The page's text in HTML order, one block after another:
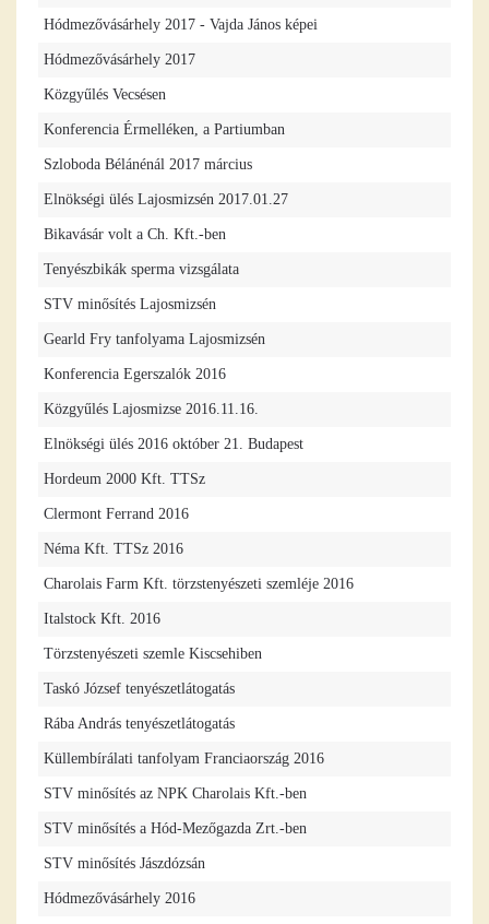
Hódmezővásárhely 2017 - Vajda János képei
Hódmezővásárhely 2017
Közgyűlés Vecsésen
Konferencia Érmelléken, a Partiumban
Szloboda Bélánénál 2017 március
Elnökségi ülés Lajosmizsén 2017.01.27
Bikavásár volt a Ch. Kft.-ben
Tenyészbikák sperma vizsgálata
STV minősítés Lajosmizsén
Gearld Fry tanfolyama Lajosmizsén
Konferencia Egerszalók 2016
Közgyűlés Lajosmizse 2016.11.16.
Elnökségi ülés 2016 október 21. Budapest
Hordeum 2000 Kft. TTSz
Clermont Ferrand 2016
Néma Kft. TTSz 2016
Charolais Farm Kft. törzstenyészeti szemléje 2016
Italstock Kft. 2016
Törzstenyészeti szemle Kiscsehiben
Taskó József tenyészetlátogatás
Rába András tenyészetlátogatás
Küllembírálati tanfolyam Franciaország 2016
STV minősítés az NPK Charolais Kft.-ben
STV minősítés a Hód-Mezőgazda Zrt.-ben
STV minősítés Jászdózsán
Hódmezővásárhely 2016